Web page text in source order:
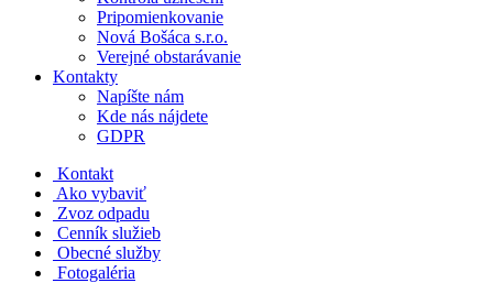
Pripomienkovanie
Nová Bošáca s.r.o.
Verejné obstarávanie
Kontakty
Napíšte nám
Kde nás nájdete
GDPR
Kontakt
Ako vybaviť
Zvoz odpadu
Cenník služieb
Obecné služby
Fotogaléria